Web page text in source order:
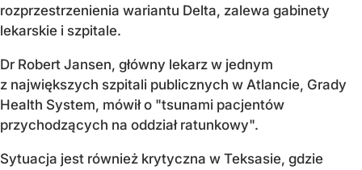
rozprzestrzenienia wariantu Delta, zalewa gabinety
lekarskie i szpitale.
Dr Robert Jansen, główny lekarz w jednym
z największych szpitali publicznych w Atlancie, Grady
Health System, mówił o "tsunami pacjentów
przychodzących na oddział ratunkowy".
Sytuacja jest również krytyczna w Teksasie, gdzie